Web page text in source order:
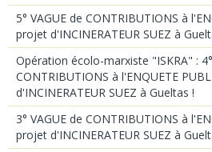
5° VAGUE de CONTRIBUTIONS à
projet d'INCINERATEUR SUEZ à
Opération écolo-marxiste "ISKRA" :
CONTRIBUTIONS à l'ENQUETE
d'INCINERATEUR SUEZ à Gueltas !
3° VAGUE de CONTRIBUTIONS à
projet d'INCINERATEUR SUEZ à